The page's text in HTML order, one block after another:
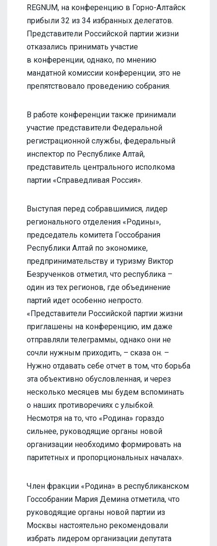
REGNUM, на конференцию в Горно-Алтайск
прибыли 32 из 34 избранных делегатов.
Представители Российской партии жизни
отказались принимать участие
в конференции, однако, по мнению
мандатной комиссии конференции, это не
препятствовало проведению собрания.
В работе конференции также принимали
участие представители Федеральной
регистрационной службы, федеральный
инспектор по Республике Алтай,
представитель центрального исполкома
партии «Справедливая Россия».
Выступая перед собравшимися, лидер
регионального отделения «Родины»,
председатель комитета Госсобрания
Республики Алтай по экономике,
предпринимательству и туризму Виктор
Безрученков отметил, что республика –
один из тех регионов, где объединение
партий идет особенно непросто.
«Представители Российской партии жизни
приглашены на конференцию, им даже
отправляли телеграммы, однако они не
сочли нужным приходить, – сказа он. –
Нужно отдавать себе отчет в том, что борьба
эта объективно обусловленная, и через
несколько месяцев мы будем вспоминать
о наших противоречиях с улыбкой.
Несмотря на то, что «Родина» гораздо
сильнее, руководящие органы новой
организации необходимо формировать на
паритетных и пропорциональных началах».
Член фракции «Родина» в республиканском
Госсобрании Мария Демина отметила, что
руководящие органы новой партии из
Москвы настоятельно рекомендовали
избрать лидером организации депутата